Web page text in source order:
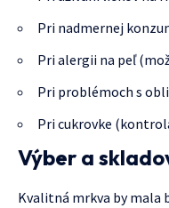
Pri nadmernej
Pri alergii na peľ
Pri problémoch s
Pri cukrovke
Výber a
Kvalitná mrkva by mala